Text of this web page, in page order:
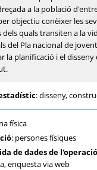
a la població
objectiu conèixer les
quals transiten a la
del Pla nacional de
la planificació i el disseny
: disseny,
física
: persones físiques
de dades de
enquesta via web